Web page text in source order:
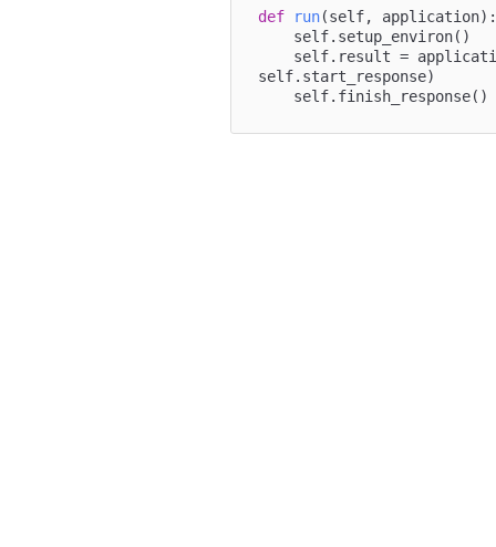
def run(self, application
self.start_response)